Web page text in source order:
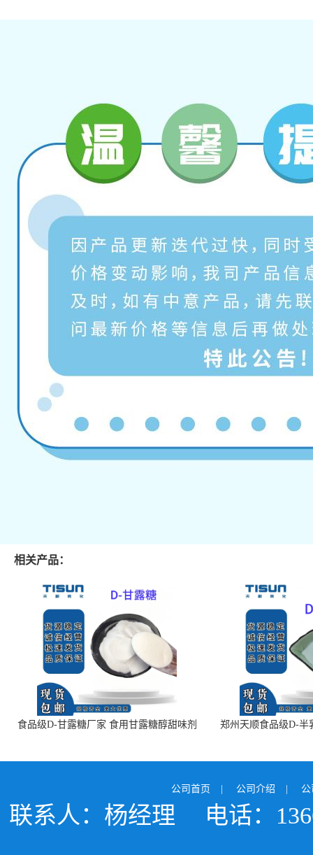
相关产品：
食品级D-甘露糖厂家 食用甘露糖醇甜味剂
郑州天顺食品级D-半
公司首页 | 公司介绍 |
联系人：杨经理 电话：